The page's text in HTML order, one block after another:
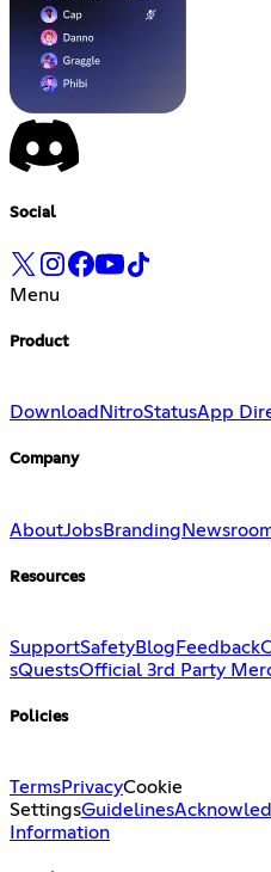
Social
Menu
Product
Download NitroStatusApp
Company
AboutJobsBranding
Resources
SupportSafetyBlog Feedback
sQuestsOfficial 3rd Party
Policies
TermsPrivacyCookie
SettingsGuidelines
Information